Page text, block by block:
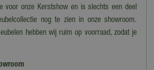
voor onze Kerstshow en is slechts een deel
nog te zien in onze showroom.
hebben wij ruim op voorraad, zodat je